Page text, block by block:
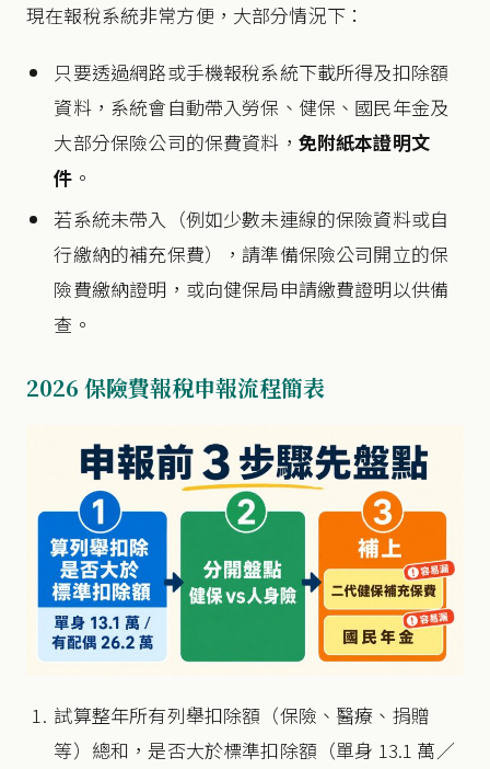
現在報稅系統非常方便，大部分情況下：
只要透過網路或手機報稅系統下載所得及扣除額
資料，系統會自動帶入勞保、健保、國民年金及
大部分保險公司的保費資料， 免附紙本證明文
件 。
若系統未帶入（例如少數未連線的保險資料或自
行繳納的補充保費），請準備保險公司開立的保
險費繳納證明，或向健保局申請繳費證明以供備
查。
2026 保險費報稅申報流程簡表
試算整年所有列舉扣除額（保險、醫療、捐贈
等）總和，是否大於標準扣除額（單身 13.1 萬／